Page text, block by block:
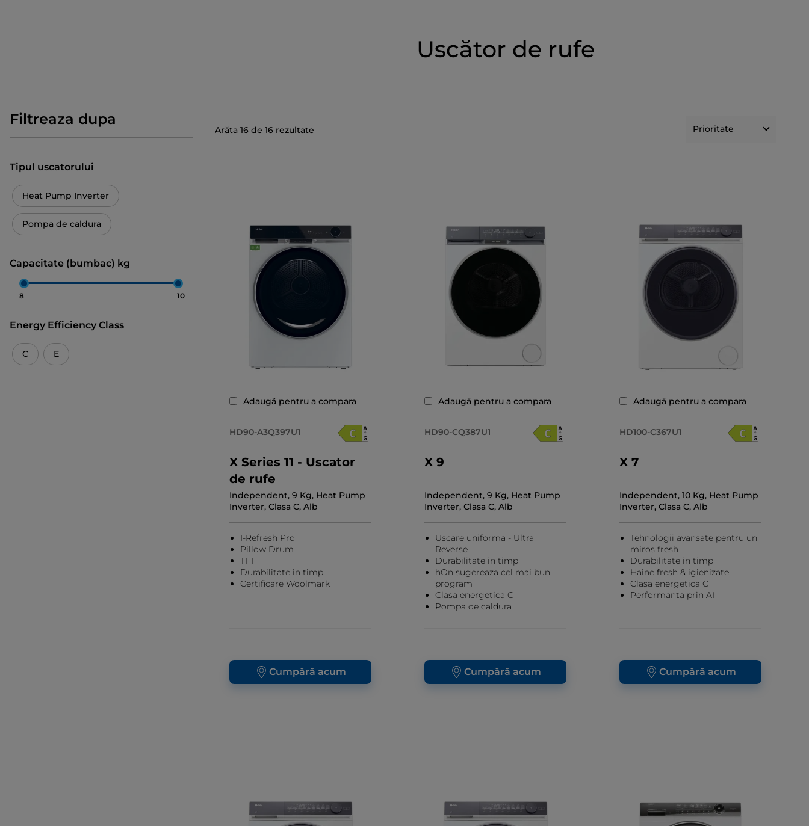
Uscător de rufe
Filtreaza dupa
Tipul uscatorului
Heat Pump Inverter
Pompa de caldura
Capacitate (bumbac) kg
8 10
Energy Efficiency Class
C E
Arăta 16 de 16 rezultate Prioritate
Adaugă pentru a compara
HD90-A3Q397U1
X Series 11 - Uscator
de rufe
Independent, 9 Kg, Heat Pump
Inverter, Clasa C, Alb
I-Refresh Pro
Pillow Drum
TFT
Durabilitate in timp
Certificare Woolmark
Cumpără acum
Adaugă pentru a compara
HD90-CQ387U1
X 9
Independent, 9 Kg, Heat Pump
Inverter, Clasa C, Alb
Uscare uniforma - Ultra
Reverse
Durabilitate in timp
hOn sugereaza cel mai bun
program
Clasa energetica C
Pompa de caldura
Cumpără acum
Adaugă pentru a compara
HD100-C367U1
X 7
Independent, 10 Kg, Heat Pump
Inverter, Clasa C, Alb
Tehnologii avansate pentru un
miros fresh
Durabilitate in timp
Haine fresh & igienizate
Clasa energetica C
Performanta prin AI
Cumpără acum